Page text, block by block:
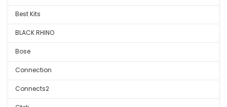
Best Kits
BLACK RHINO
Bose
Connection
Connects2